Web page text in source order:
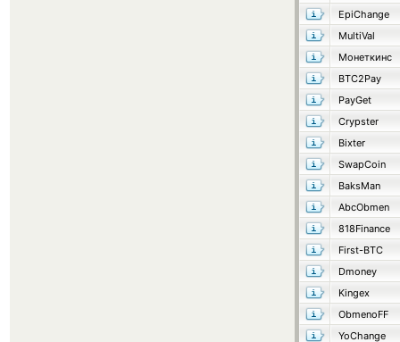
EpiChange
MultiVal
Монеткинс
BTC2Pay
PayGet
Crypster
Bixter
SwapCoin
BaksMan
AbcObmen
818Finance
First-BTC
Dmoney
Kingex
ObmenoFF
YoChange